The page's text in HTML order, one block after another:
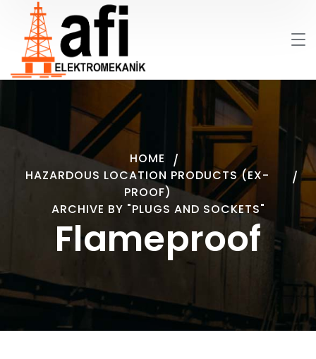
Flameproof
HOME
HAZARDOUS LOCATION PRODUCTS (EX-
PROOF)
ARCHIVE BY "PLUGS AND SOCKETS"